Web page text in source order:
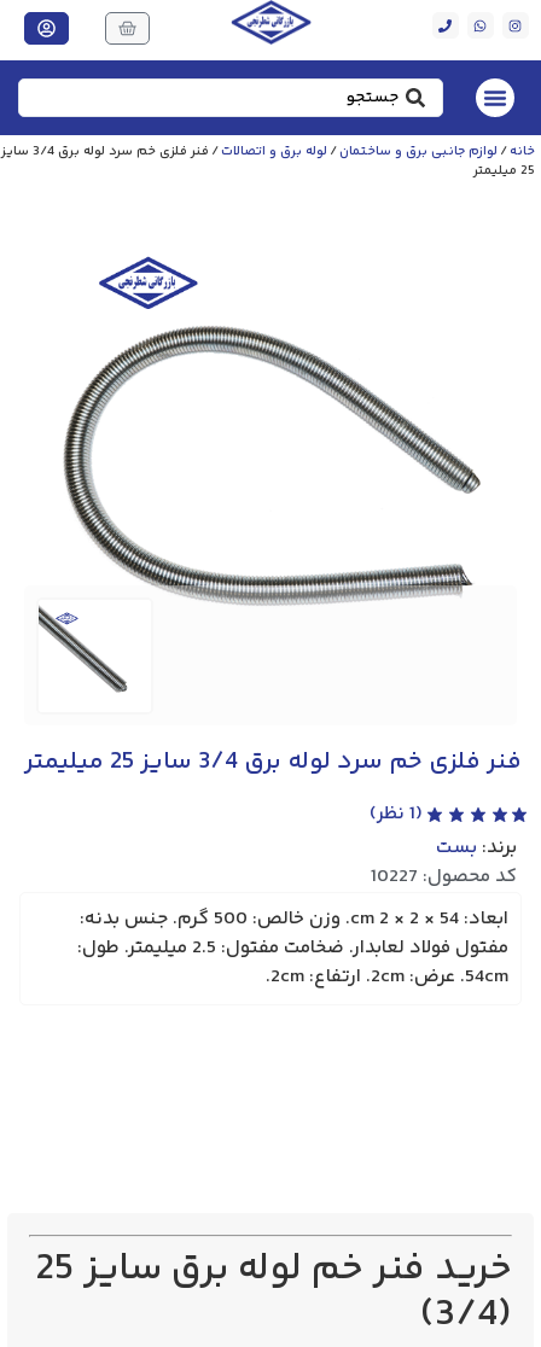
خانه/ لوازم جانبی برق و ساختمان/ لوله برق و اتصالات
/ فنر فلزی خم سرد لوله برق 3/4 سایز
25 میلیمتر
فنر فلزی خم سرد لوله برق 3/4 سایز 25 میلیمتر
(
1 نظر)
برند: بست
کد محصول: 10227
ابعاد: 54 × 2 × 2 cm. وزن خالص: 500 گرم. جنس بدنه:
مفتول فولاد لعابدار. ضخامت مفتول: 2.5 میلیمتر. طول:
54cm. عرض: 2cm. ارتفاع: 2cm.
خرید فنر خم لوله برق سایز 25
(3/4)